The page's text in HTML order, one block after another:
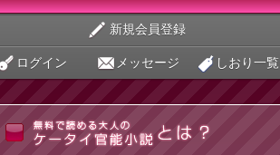
新規会員登録
ログイン メッセージ しおり一覧